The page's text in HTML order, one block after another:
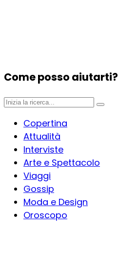
Come posso aiutarti?
Copertina
Attualità
Interviste
Arte e Spettacolo
Viaggi
Gossip
Moda e Design
Oroscopo